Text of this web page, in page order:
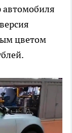
цветом